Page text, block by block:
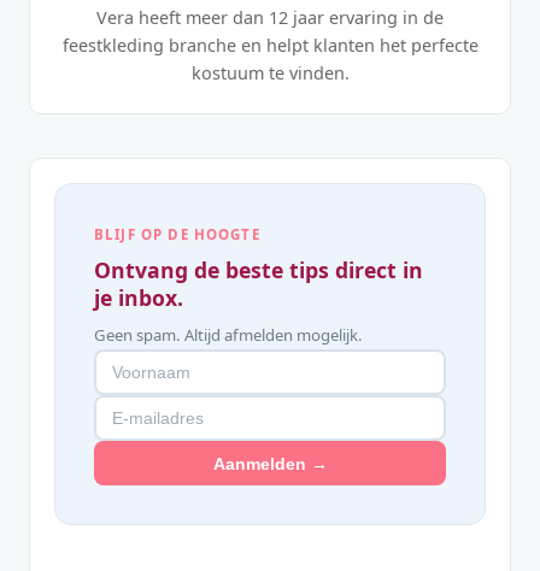
Vera heeft meer dan 12 jaar ervaring in de
feestkleding branche en helpt klanten het perfecte
kostuum te vinden.
BLIJF OP DE HOOGTE
Ontvang de beste tips direct in
je inbox.
Geen spam. Altijd afmelden mogelijk.
Aanmelden →